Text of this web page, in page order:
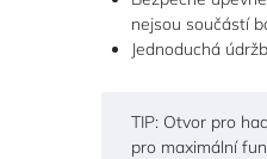
nejsou součástí
Jednoduchá
TIP: Otvor pro
pro maximální